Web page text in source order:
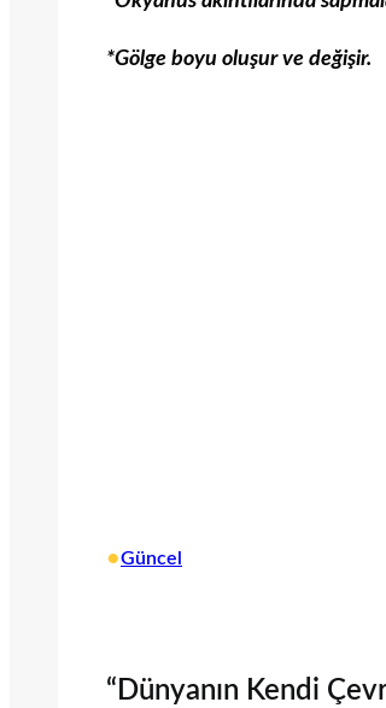
*Gölge boyu oluşur ve değişir.
•Güncel
“Dünyanın Kendi